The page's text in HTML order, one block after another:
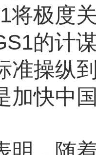
将极度
的计
准操纵
加快中